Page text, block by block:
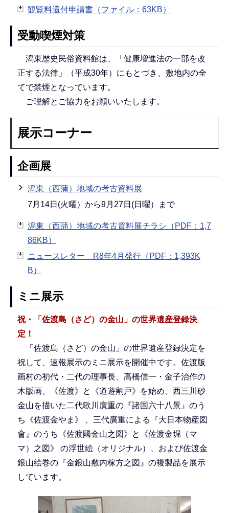
観覧料還付申請書（ファイル：63KB）
受動喫煙対策
潟東歴史民俗資料館は、「健康増進法の一部を改
正する法律」（平成30年）にもとづき、敷地内の全
てで禁煙となっています。
ご理解とご協力をお願いいたします。
展示コーナー
企画展
潟東（西蒲）地域の考古資料展
7月14日(火曜）から9月27日(日曜）まで
潟東（西蒲）地域の考古資料展チラシ（PDF：1,7
86KB）
ニュースレター R8年4月発行（PDF：1,393K
B）
ミニ展示
祝・「佐渡島（さど）の金山」の世界遺産登録決
定！
「佐渡島（さど）の金山」の世界遺産登録決定を
祝して、速報展示のミニ展示を開催中です。佐渡版
画村の初代・二代の理事長、高橋信一・金子治作の
木版画、《佐渡》と《道遊割戸》を始め、西三川砂
金山を描いた二代歌川廣重の『諸国六十八景』のう
ち《佐渡金やま》 、三代廣重による『大日本物産図
會』のうち《佐渡國金山之図》と《佐渡金堀（マ
マ）之図》 の浮世絵（オリジナル）、および佐渡金
銀山絵巻の『金銀山敷内稼方之図』の複製品を展示
しています。